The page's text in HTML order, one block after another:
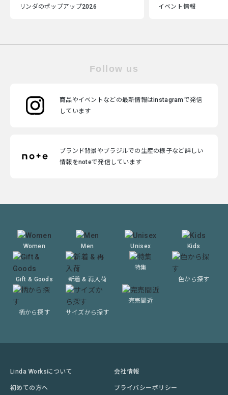
リンダのポップアップ2026 イベント情報
Follow us
商品やイベントなどの最新情報はinstagramで発信
しています
ブランド背景やブラジルでの生産の様子など詳しい
情報をnoteで発信しています
Women Men Unisex Kids
Gift & Goods 新着 & 再入荷
特集
色から探す
柄から探す サイズから探す
完売間近
Linda Worksについて
初めての方へ
会社情報
プライバシーポリシー